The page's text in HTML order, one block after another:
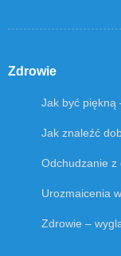
Zdrowie
Jak być piękną
Jak znaleźć
Odchudzanie z
Urozmaicenia
Zdrowie –